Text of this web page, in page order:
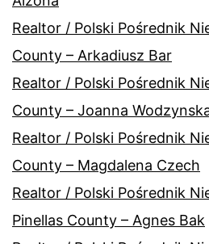
Realtor / Polski Pośrednik
County – Arkadiusz Bar
Realtor / Polski Pośrednik
County – Joanna
Realtor / Polski Pośrednik
County – Magdalena Czech
Realtor / Polski Pośrednik
Pinellas County – Agnes Bak